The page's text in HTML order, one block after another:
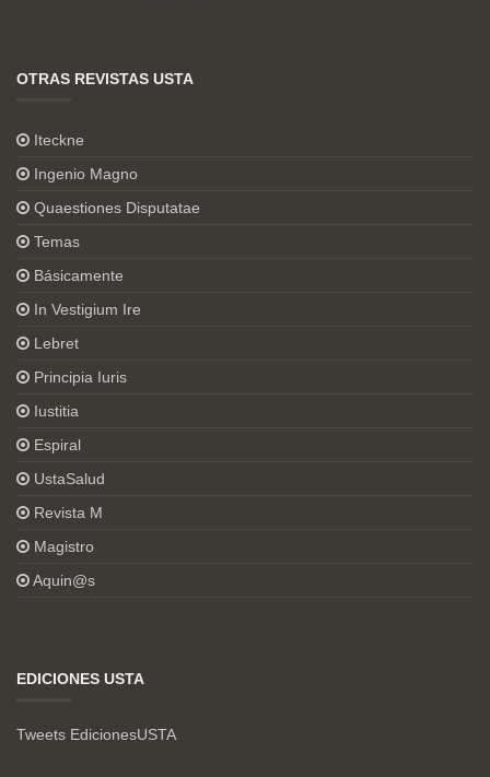
OTRAS REVISTAS USTA
Iteckne
Ingenio Magno
Quaestiones Disputatae
Temas
Básicamente
In Vestigium Ire
Lebret
Principia Iuris
Iustitia
Espiral
UstaSalud
Revista M
Magistro
Aquin@s
EDICIONES USTA
Tweets EdicionesUSTA